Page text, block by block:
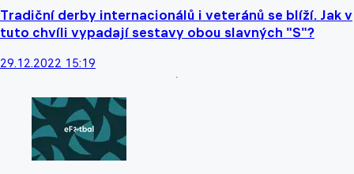
Tradiční derby internacionálů i veteránů se blíží. Jak v
tuto chvíli vypadají sestavy obou slavných "S"?
29.12.2022 15:19